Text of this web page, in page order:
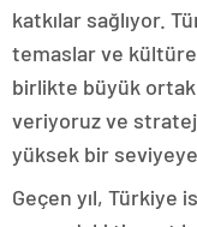
katkılar sağlıyor.
temaslar ve
birlikte büyük ortak
veriyoruz ve
yüksek bir seviyeye
Geçen yıl, Türkiye